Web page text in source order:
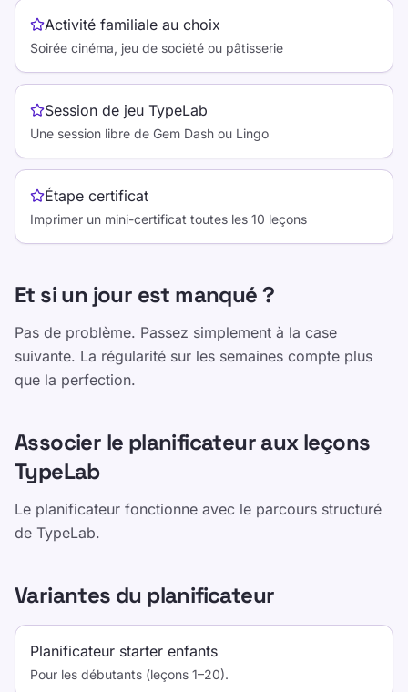
Activité familiale au choix
Soirée cinéma, jeu de société ou pâtisserie
Session de jeu TypeLab
Une session libre de Gem Dash ou Lingo
Étape certificat
Imprimer un mini-certificat toutes les 10 leçons
Et si un jour est manqué ?
Pas de problème. Passez simplement à la case
suivante. La régularité sur les semaines compte plus
que la perfection.
Associer le planificateur aux leçons
TypeLab
Le planificateur fonctionne avec le parcours structuré
de TypeLab.
Variantes du planificateur
Planificateur starter enfants
Pour les débutants (leçons 1–20).